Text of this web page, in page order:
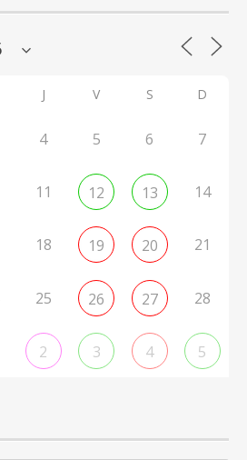
J V S D
4 5 6 7
11 12 13 14
18 19 20 21
25 26 27 28
2 3 4 5